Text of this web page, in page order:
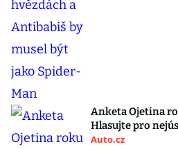
Anketa Ojetina
Hlasujte pro
Auto.cz